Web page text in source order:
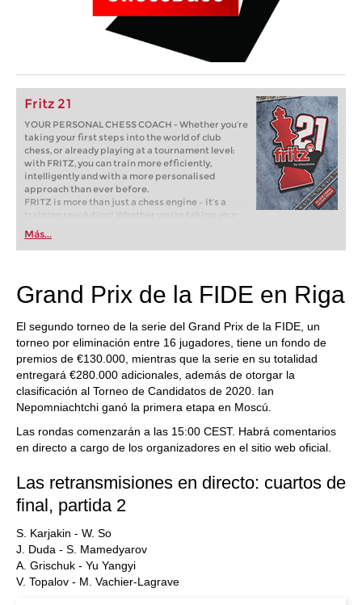
Fritz 21
YOUR PERSONAL CHESS COACH - Whether you’re
taking your first steps into the world of club
chess, or already playing at a tournament level:
with FRITZ, you can train more efficiently,
intelligently and with a more personalised
approach than ever before.
FRITZ is more than just a chess engine – it’s a
training revolution! Whether you’re taking your
first steps into the world of club chess, or already
playing at a tournament level: with FRITZ, you can
train more efficiently, intelligently and with a
Más...
Grand Prix de la FIDE en Riga
El segundo torneo de la serie del Grand Prix de la FIDE, un
torneo por eliminación entre 16 jugadores, tiene un fondo de
premios de €130.000, mientras que la serie en su totalidad
entregará €280.000 adicionales, además de otorgar la
clasificación al Torneo de Candidatos de 2020. Ian
Nepomniachtchi ganó la primera etapa en Moscú.
Las rondas comenzarán a las 15:00 CEST. Habrá comentarios
en directo a cargo de los organizadores en el sitio web oficial.
Las retransmisiones en directo: cuartos de
final, partida 2
S. Karjakin - W. So
J. Duda - S. Mamedyarov
A. Grischuk - Yu Yangyi
V. Topalov - M. Vachier-Lagrave